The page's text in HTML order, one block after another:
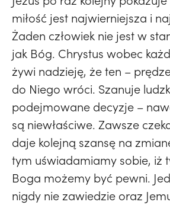
miłość jest najwierniejsza i
Żaden człowiek nie jest w
jak Bóg. Chrystus wobec
żywi nadzieję, że ten –
do Niego wróci. Szanuje
podejmowane decyzje –
są niewłaściwe. Zawsze
daje kolejną szansę na
tym uświadamiamy sobie, iż
Boga możemy być pewni.
nigdy nie zawiedzie oraz